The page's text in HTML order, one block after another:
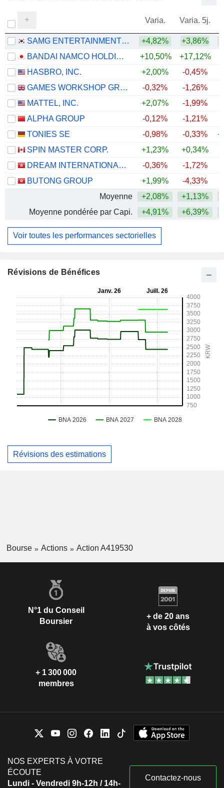
Varia. Varia. 5j.
SAMG ENTERTAINMENT CO., LTD. +4,82% +3,86%
BANDAI NAMCO HOLDINGS INC.
+10,50% +17,12%
HASBRO, INC.
+2,00% -0,45%
GAMES WORKSHOP GROUP PLC
-0,32% -1,26%
MATTEL, INC.
+2,07% -1,99%
ALPHA GROUP
-0,12% -1,21%
TONIES SE
-0,98% -0,33%
SPIN MASTER CORP.
+1,23% +0,34%
DREAM INTERNATIONAL LIMITED
-0,36% -1,72%
BUTONG GROUP
+1,99%
-4,33%
Moyenne
+2,08% +1,13%
Moyenne pondérée par Capi.
+4,91% +6,39%
Voir toutes les performances sectorielles
Révisions de Bénéfices
Révisions des estimations
Bourse Actions Action A419530
N°1 du Conseil
Boursier
+ de 20 ans
à vos côtés
+ 1 300 000
membres
NOS EXPERTS À VOTRE
ÉCOUTE
Lundi - Vendredi 9h-12h / 14h-
Contactez-nous